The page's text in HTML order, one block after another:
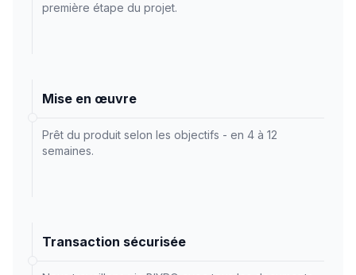
première étape du projet.
Mise en œuvre
Prêt du produit selon les objectifs - en 4 à 12
semaines.
Transaction sécurisée